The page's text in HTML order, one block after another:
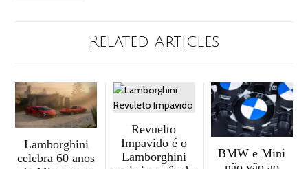
Related Articles
Lamborghini
celebra 60 anos
Revuelto
Impavido é o
Lamborghini
BMW e Mini